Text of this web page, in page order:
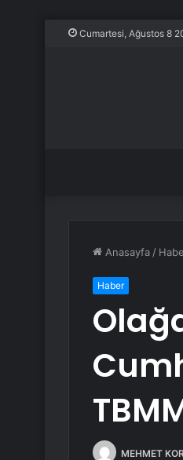
Cumartesi, Ağustos 8
Anasayfa /
Haber
MEHMET